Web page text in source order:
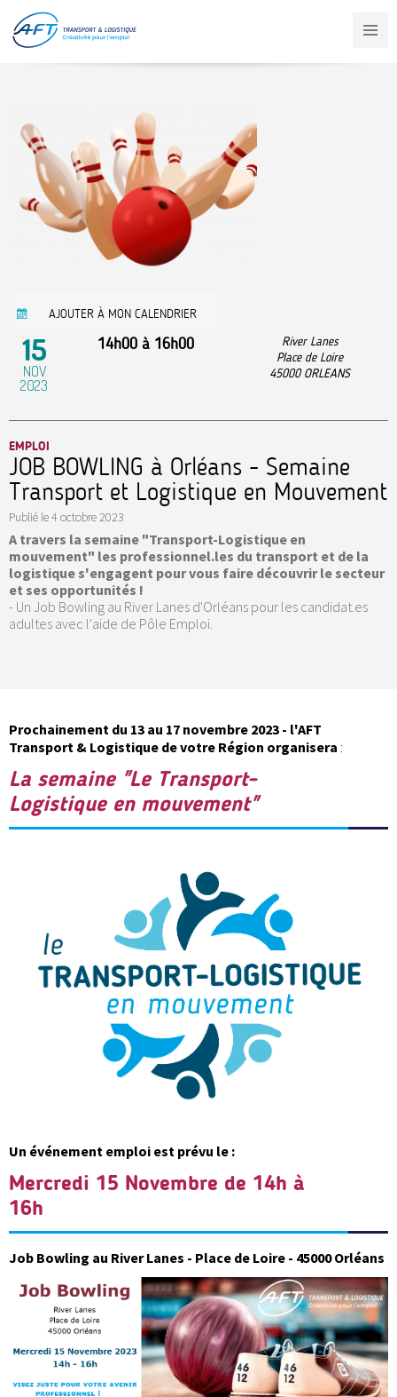
contenu
principal
AJOUTER À MON CALENDRIER
15
NOV
2023
14h00 à 16h00
River Lanes
Place de Loire
45000 ORLEANS
EMPLOI
JOB BOWLING à Orléans - Semaine
Transport et Logistique en Mouvement
Publié le4 octobre 2023
A travers la semaine "Transport-Logistique en
mouvement" les professionnel.les du transport et de la
logistique s'engagent pour vous faire découvrir le secteur
et ses opportunités !
- Un Job Bowling au River Lanes d'Orléans pour les candidat.es
adultes avec l'aide de Pôle Emploi.
Prochainement du 13 au 17 novembre 2023 - l'AFT
Transport & Logistique de votre Région organisera :
La semaine "Le Transport-
Logistique en mouvement"
Un événement emploi est prévu le :
Mercredi 15 Novembre de 14h à
16h
Job Bowling au River Lanes - Place de Loire - 45000 Orléans